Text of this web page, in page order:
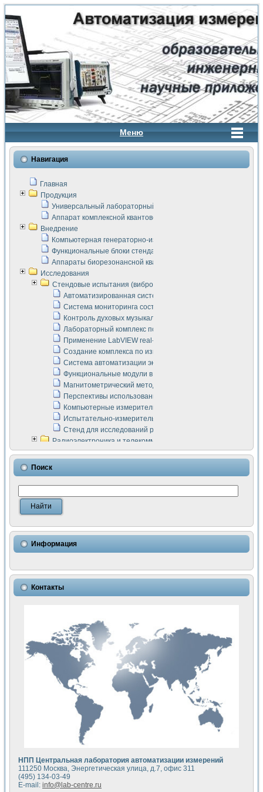
Меню
Навигация
Главная
Продукция
Универсальный лабораторный стенд "Сигнал-USB"
Аппарат комплексной квантовой терапии Интроскан
Внедрение
Компьютерная генераторно-измерительная система
Функциональные блоки стенда "Сигнал-USB"
Аппараты биорезонансной квантовой терапии серии СКАН
Исследования
Стендовые испытания (виброакустика, тензометрия и т.п.)
Автоматизированная система измерения параметров
Система мониторинга состояния тяговых
Контроль духовых музыкальных инструментов
Лабораторный комплекс по исследованию элементной
Применение LabVIEW real-time module для
Создание комплекса по измерению скорости подвижного
Система автоматизации экспериментальных
Функциональные модули в стандарте Nl SCXI для
Магнитометрический метод в дефектоскопии сварных
Перспективы использования машинного зрения в
Компьютерные измерительные системы для
Испытательно-измерительный комплекс аппаратуры для
Стенд для исследований рабочих процессов ДВС в
Радиоэлектроника и телекоммуникации
LabVIEW в расчетах радиолиний систем передачи данных
Аппаратно-программный комплекс для исследования
Виртуальный лабораторный стенд для исследования
Измерение шумовых параметров операционных
Измерительный преобразователь на основе цифровой
Использование NI LabVIEW для математического
Исследовние возможности создания измерителя ВАХ
Математическое моделирование генератора сигналов -
Применение осциллографического модуля с высоким
Симуляция отклика импульсного радиолокационного
Автоматизация формирования уравнений состояния для
Разработка автоматизированного стенда для измерения
Применение среды LabVIEW для построения картины
Портативная система для определения показателей
Использование LabVIEW для управления источником
Устройство для снятия вольт-амперных характеристик
Передовые научные технологии: нано-, фемто-,
Автоматизированная установка по измерению временных
Автоматизированный лабораторный комплекс на базе
Визуализация моделирования и оптимизации тепловой
Виртуальный прибор для исследования функциональных
Исследование возможности создания экономичного
Исследование кинетики движения макрочастиц в
Метод прогнозирования свойств дисперсных продуктов
Недорогая система управления сверхпроводящим
Применение технологий NI в курсе экспериментальной
Поиск
Информация
Контакты
НПП Центральная лаборатория автоматизации измерений
111250 Москва, Энергетическая улица, д.7, офис 311
(495) 134-03-49
E-mail: info@lab-centre.ru